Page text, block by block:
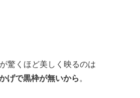
驚くほど美しく映るのは
げで黒枠が無いから 。